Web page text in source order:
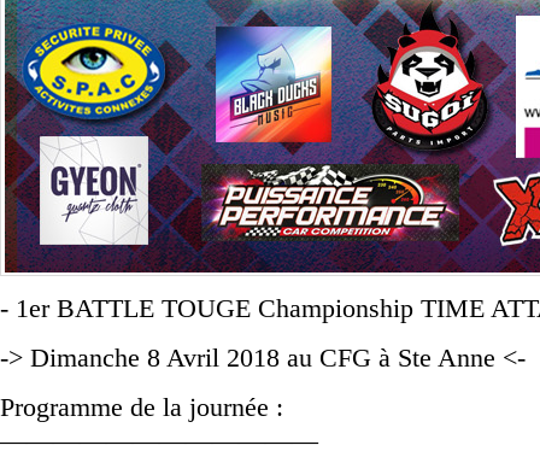
- 1er BATTLE TOUGE Championship TIME
-> Dimanche 8 Avril 2018 au CFG à Ste Anne <-
Programme de la journée :
————————————